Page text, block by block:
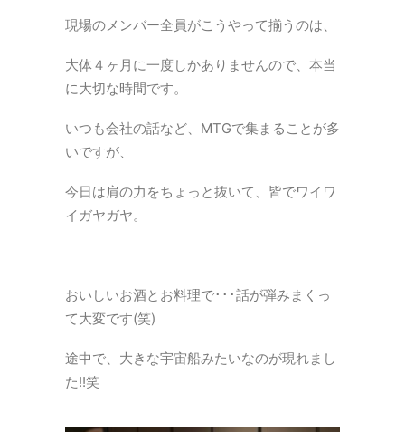
現場のメンバー全員がこうやって揃うのは、
大体４ヶ月に一度しかありませんので、本当
に大切な時間です。
いつも会社の話など、MTGで集まることが多
いですが、
今日は肩の力をちょっと抜いて、皆でワイワ
イガヤガヤ。
おいしいお酒とお料理で･･･話が弾みまくっ
て大変です(笑)
途中で、大きな宇宙船みたいなのが現れまし
た!!笑